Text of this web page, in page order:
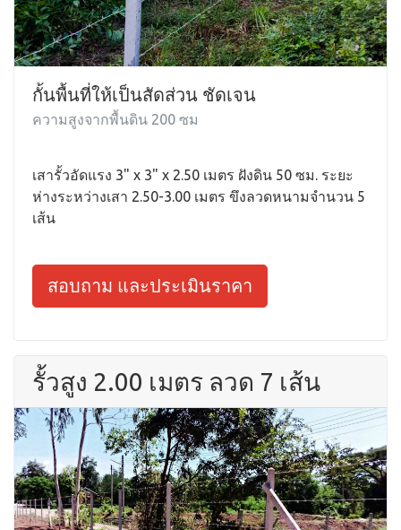
กั้นพื้นที่ให้เป็นสัดส่วน ชัดเจน
ความสูงจากพื้นดิน 200 ซม
เสารั้วอัดแรง 3" x 3" x 2.50 เมตร ฝังดิน 50 ซม. ระยะ
ห่างระหว่างเสา 2.50-3.00 เมตร ขึงลวดหนามจำนวน 5
เส้น
สอบถาม และประเมินราคา
รั้วสูง 2.00 เมตร ลวด 7 เส้น